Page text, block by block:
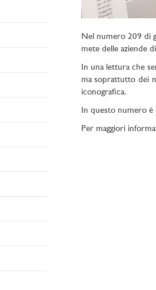
Nel numero 209 di
mete delle aziende
In una lettura che
ma soprattutto dei
iconografica.
In questo numero
Per maggiori